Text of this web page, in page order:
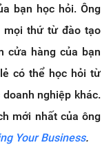
bạn học hỏi. Ông
mọi thứ từ đào tạo
cửa hàng của bạn
có thể học hỏi từ
nghiệp khác.
mới nhất của ông
Your Business.